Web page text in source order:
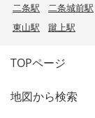
二条駅 二条城前駅
東山駅
蹴上駅
TOPページ
地図から検索